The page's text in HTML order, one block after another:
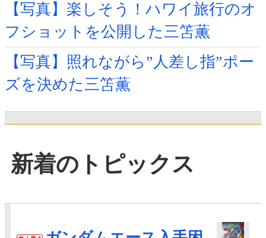
【写真】楽しそう！ハワイ旅行のオ
フショットを公開した三笘薫
【写真】照れながら”人差し指”ポー
ズを決めた三笘薫
新着のトピックス